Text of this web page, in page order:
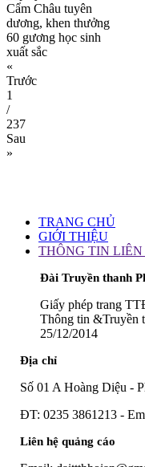
Cẩm Châu tuyên
dương, khen thưởng
60 gương học sinh
xuất sắc
«
Trước
1
/
237
Sau
»
TRANG CHỦ
GIỚI THIỆU
THÔNG TIN LIÊN
Đài Truyền thanh
Giấy phép trang
Thông tin &Truyền
25/12/2014
Địa chỉ
Số 01 A Hoàng Diệu -
ĐT: 0235 3861213 -
Liên hệ quảng cáo